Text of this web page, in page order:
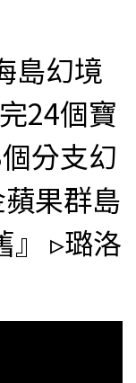
島幻境
24個寶
分支幻
果群島
』 ▹璐洛